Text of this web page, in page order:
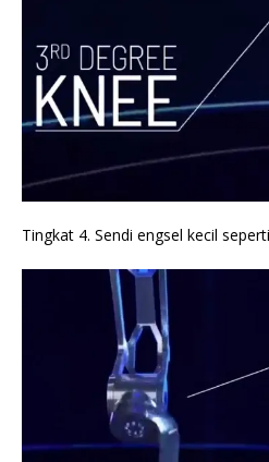
Tingkat 4. Sendi engsel kecil